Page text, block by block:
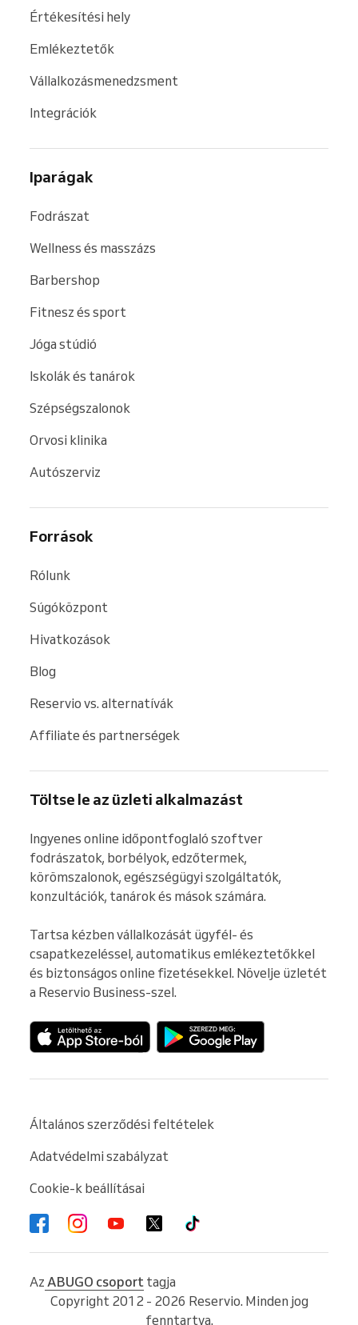
Értékesítési hely
Emlékeztetők
Vállalkozásmenedzsment
Integrációk
Iparágak
Fodrászat
Wellness és masszázs
Barbershop
Fitnesz és sport
Jóga stúdió
Iskolák és tanárok
Szépségszalonok
Orvosi klinika
Autószerviz
Források
Rólunk
Súgóközpont
Hivatkozások
Blog
Reservio vs. alternatívák
Affiliate és partnerségek
Töltse le az üzleti alkalmazást
Ingyenes online időpontfoglaló szoftver
fodrászatok, borbélyok, edzőtermek,
körömszalonok, egészségügyi szolgáltatók,
konzultációk, tanárok és mások számára.
Tartsa kézben vállalkozását ügyfél- és
csapatkezeléssel, automatikus emlékeztetőkkel
és biztonságos online fizetésekkel. Növelje üzletét
a Reservio Business-szel.
Általános szerződési feltételek
Adatvédelmi szabályzat
Cookie-k beállításai
Az ABUGO csoport tagja
Copyright 2012 - 2026 Reservio. Minden jog
fenntartva.